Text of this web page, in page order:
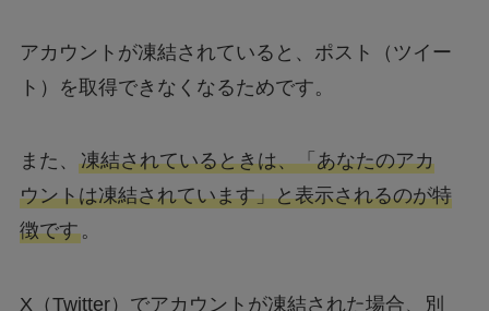
アカウントが凍結されていると、ポスト（ツイー
ト）を取得できなくなるためです。
また、 凍結されているときは、「あなたのアカ
ウントは凍結されています」と表示されるのが特
徴です。
X（Twitter）でアカウントが凍結された場合、別